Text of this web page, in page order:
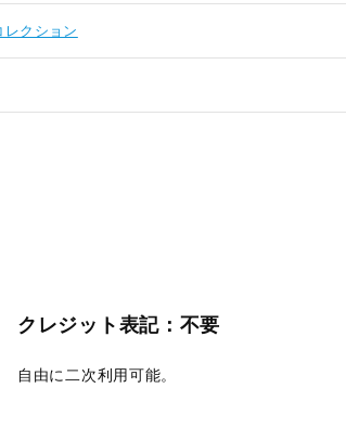
レクション
クレジット表記：不要
自由に二次利用可能。